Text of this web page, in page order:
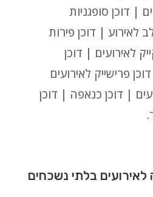
| דוכן סופגניות
לאירוע | דוכן פירות
לאירועים | דוכן
פרישייק לאירועים
| דוכן כנאפה | דוכן
לאירועים בלתי נשכחים